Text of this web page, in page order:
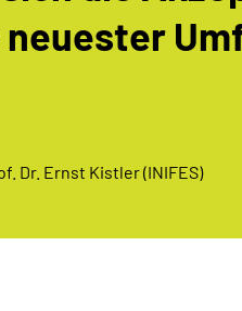
Dr. Ernst Kistler (INIFES)